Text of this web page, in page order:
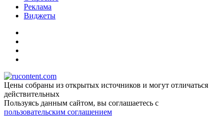
Реклама
Виджеты
Цены собраны из открытых источников и могут отличаться
действительных
Пользуясь данным сайтом, вы соглашаетесь c
пользовательским соглашением